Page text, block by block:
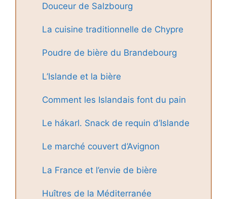
Douceur de Salzbourg
La cuisine traditionnelle de Chypre
Poudre de bière du Brandebourg
L’Islande et la bière
Comment les Islandais font du pain
Le hákarl. Snack de requin d’Islande
Le marché couvert d’Avignon
La France et l’envie de bière
Huîtres de la Méditerranée